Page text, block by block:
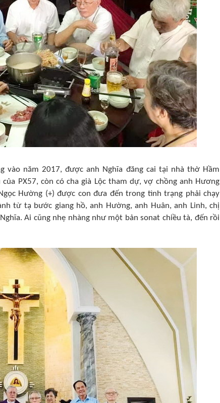
vào năm 2017, được anh Nghĩa đăng cai tại nhà thờ Hầm
PX57, còn có cha già Lộc tham dự, vợ chồng anh Hương
Hường (+) được con đưa đến trong tình trạng phải chạy
từ tạ bước giang hồ, anh Hường, anh Huân, anh Linh, chị
Ai cũng nhẹ nhàng như một bản sonat chiều tà, đến rồi